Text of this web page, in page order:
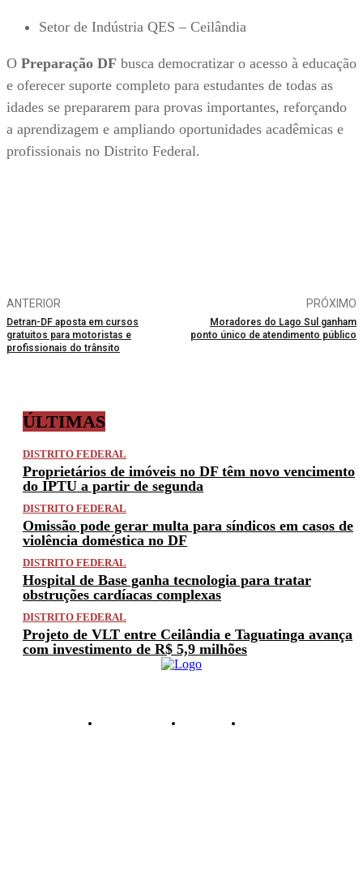
Setor de Indústria QES – Ceilândia
O Preparação DF busca democratizar o acesso à educação
e oferecer suporte completo para estudantes de todas as
idades se prepararem para provas importantes, reforçando
a aprendizagem e ampliando oportunidades acadêmicas e
profissionais no Distrito Federal.
ANTERIOR
Detran-DF aposta em cursos
gratuitos para motoristas e
profissionais do trânsito
PRÓXIMO
Moradores do Lago Sul ganham
ponto único de atendimento público
ÚLTIMAS
DISTRITO FEDERAL
Proprietários de imóveis no DF têm novo vencimento
do IPTU a partir de segunda
DISTRITO FEDERAL
Omissão pode gerar multa para síndicos em casos de
violência doméstica no DF
DISTRITO FEDERAL
Hospital de Base ganha tecnologia para tratar
obstruções cardíacas complexas
DISTRITO FEDERAL
Projeto de VLT entre Ceilândia e Taguatinga avança
com investimento de R$ 5,9 milhões